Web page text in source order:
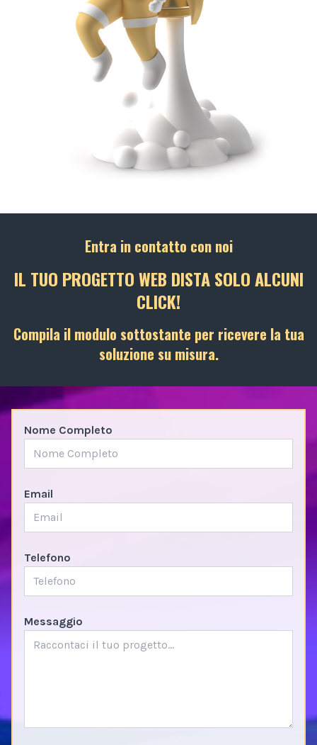
Entra in contatto con noi
IL TUO PROGETTO WEB DISTA SOLO ALCUNI
CLICK!
Compila il modulo sottostante per ricevere la tua
soluzione su misura.
Nome Completo
Email
Telefono
Messaggio